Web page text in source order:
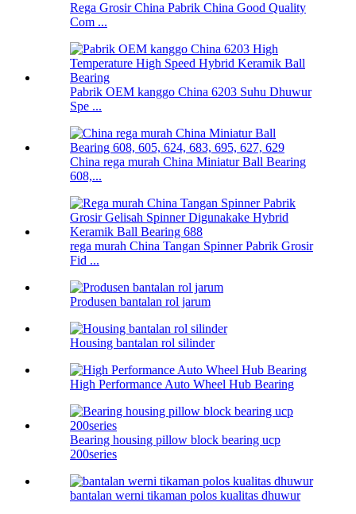
Rega Grosir China Pabrik China Good Quality
Com ...
Pabrik OEM kanggo China 6203 Suhu Dhuwur
Spe ...
China rega murah China Miniatur Ball Bearing
608,...
rega murah China Tangan Spinner Pabrik Grosir
Fid ...
Produsen bantalan rol jarum
Housing bantalan rol silinder
High Performance Auto Wheel Hub Bearing
Bearing housing pillow block bearing ucp
200series
bantalan werni tikaman polos kualitas dhuwur